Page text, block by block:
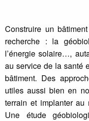
Construire un
recherche : la
l’énergie solaire…,
au service de la santé
bâtiment. Des
utiles aussi bien en
terrain et implanter au
Une étude